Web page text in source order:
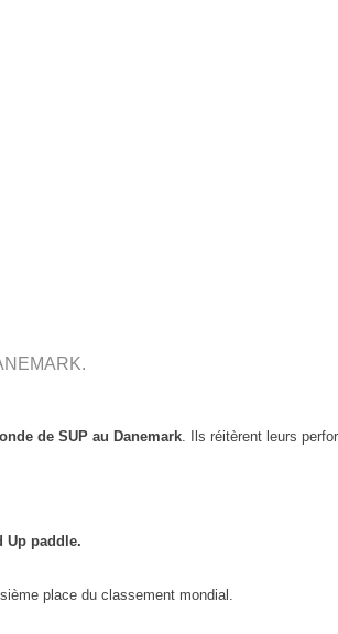
de SUP au Danemark . Ils réitèrent leurs
Up paddle.
place du classement mondial.